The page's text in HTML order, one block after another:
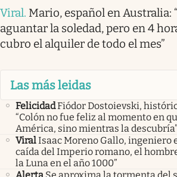
Viral. Mario, español en Australia:
aguantar la soledad, pero en 4
cubro el alquiler de todo el mes”
Las más leidas
FelicidadFiódor Dostoievski,
“Colón no fue feliz al momento en
América, sino mientras la descubría”
ViralIsaac Moreno Gallo, ingeniero
caída del Imperio romano, el
la Luna en el año 1000”